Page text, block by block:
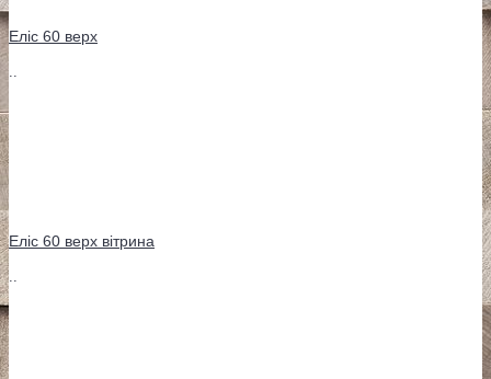
Еліс 60 верх
..
Еліс 60 верх вітрина